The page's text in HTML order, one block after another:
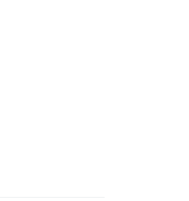
「AFTEE先享後
結帳。
，可透過四大超商
完成。
要取消訂單，請聯
效，需透過AFTEE
繫「AFTEE先享後
出
寄出